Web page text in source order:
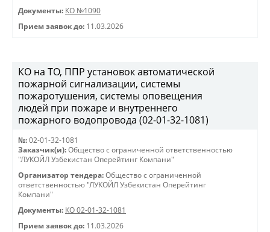
Документы: КО №1090
Прием заявок до: 11.03.2026
КО на ТО, ППР установок автоматической
пожарной сигнализации, системы
пожаротушения, системы оповещения
людей при пожаре и внутреннего
пожарного водопровода (02-01-32-1081)
№: 02-01-32-1081
Заказчик(и): Общество с ограниченной ответственностью
"ЛУКОЙЛ Узбекистан Оперейтинг Компани"
Организатор тендера: Общество с ограниченной
ответственностью "ЛУКОЙЛ Узбекистан Оперейтинг
Компани"
Документы: КО 02-01-32-1081
Прием заявок до: 11.03.2026